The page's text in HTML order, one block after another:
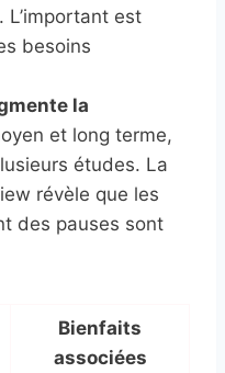
L’important est
besoins
la
et long terme,
études. La
révèle que les
des pauses sont
Bienfaits
associées